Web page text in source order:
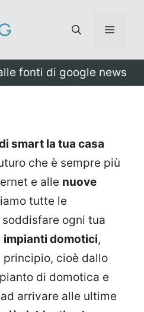
Menu
fonti di google news
smart la tua casa
che è sempre più
e alle nuove
tutte le
ogni tua
impianti domotici,
cioè dallo
di domotica e
arrivare alle ultime